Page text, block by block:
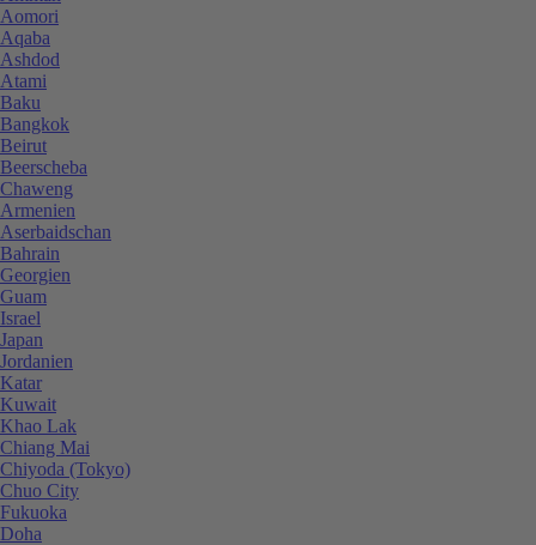
Aomori
Aqaba
Ashdod
Atami
Baku
Bangkok
Beirut
Beerscheba
Chaweng
Armenien
Aserbaidschan
Bahrain
Georgien
Guam
Israel
Japan
Jordanien
Katar
Kuwait
Khao Lak
Chiang Mai
Chiyoda (Tokyo)
Chuo City
Fukuoka
Doha